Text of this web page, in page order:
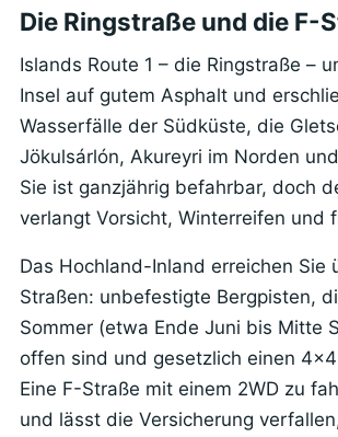
Die Ringstraße und die F-
Islands Route 1 – die Ringstraße –
Insel auf gutem Asphalt und
Wasserfälle der Südküste, die
Jökulsárlón, Akureyri im Norden
Sie ist ganzjährig befahrbar, doch
verlangt Vorsicht, Winterreifen und
Das Hochland-Inland erreichen Sie
Straßen: unbefestigte Bergpisten,
Sommer (etwa Ende Juni bis Mitte
offen sind und gesetzlich einen
Eine F-Straße mit einem 2WD zu
und lässt die Versicherung